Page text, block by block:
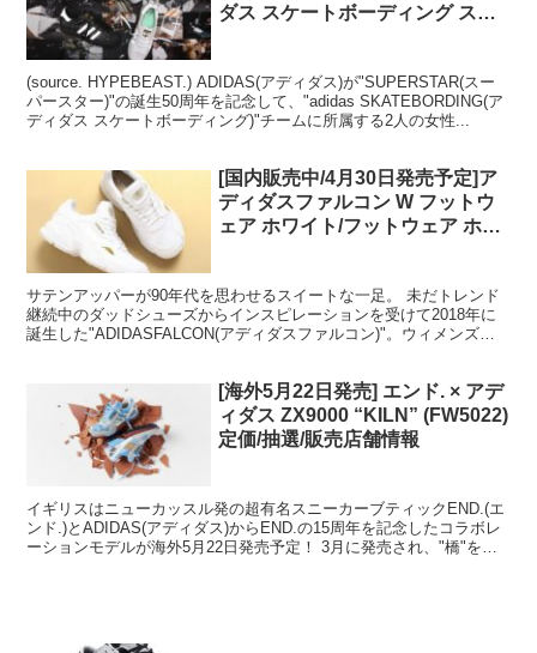
ダス スケートボーディング スー
(source. HYPEBEAST.) ADIDAS(アディダス)が"SUPERSTAR(スー
パースター)"の誕生50周年を記念して、"adidas SKATEBORDING(ア
ディダス スケートボーディング)"チームに所属する2人の女性...
[国内販売中/4月30日発売予定]ア
ディダスファルコン W フットウ
ェア ホワイト/フットウェア ホワ
サテンアッパーが90年代を思わせるスイートな一足。 未だトレンド
継続中のダッドシューズからインスピレーションを受けて2018年に
誕生した"ADIDASFALCON(アディダスファルコン)"。ウィメンズモ
[海外5月22日発売] エンド. × アデ
ィダス ZX9000 “KILN” (FW5022)
定価/抽選/販売店舗情報
イギリスはニューカッスル発の超有名スニーカーブティックEND.(エ
ンド.)とADIDAS(アディダス)からEND.の15周年を記念したコラボレ
ーションモデルが海外5月22日発売予定！ 3月に発売され、"橋"をテ